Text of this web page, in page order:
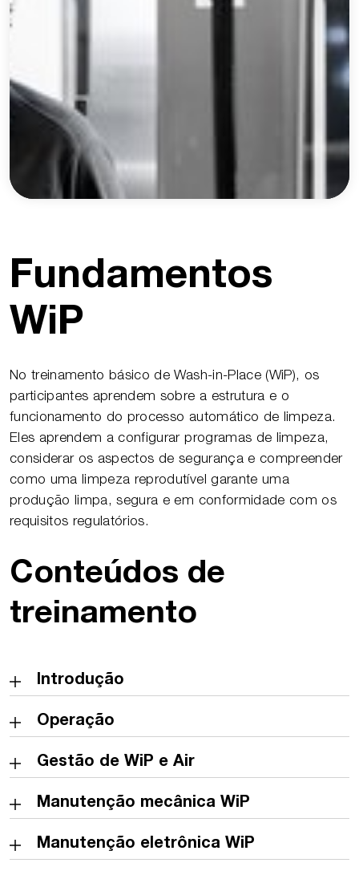
Fundamentos
WiP
No treinamento básico de Wash-in-Place (WiP), os
participantes aprendem sobre a estrutura e o
funcionamento do processo automático de limpeza.
Eles aprendem a configurar programas de limpeza,
considerar os aspectos de segurança e compreender
como uma limpeza reprodutível garante uma
produção limpa, segura e em conformidade com os
requisitos regulatórios.
Conteúdos de
treinamento
Introdução
Operação
Gestão de WiP e Air
Manutenção mecânica WiP
Manutenção eletrônica WiP